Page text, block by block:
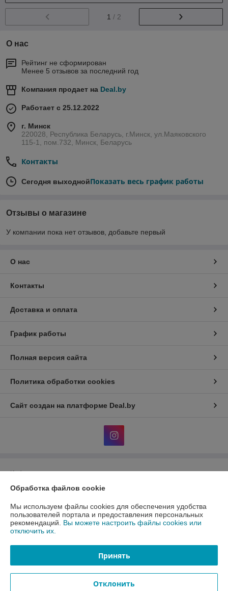
1 / 2
О нас
Рейтинг не сформирован
Менее 5 отзывов за последний год
Компания продает на Deal.by
Работает с 25.12.2022
г. Минск
220028, Республика Беларусь, г.Минск, ул.Маяковского
115-1, пом.732, Минск, Беларусь
Контакты
Сегодня выходнойПоказать весь график работы
Отзывы о магазине
У компании пока нет отзывов, добавьте первый
О нас
Контакты
Доставка и оплата
График работы
Полная версия сайта
Политика обработки cookies
Сайт создан на платформе Deal.by
Информация для покупателя
Юридическое лицо:Общество с ограниченной ответственность
223017 Минский р-н, а.г.Гатово, ул.Металлургическая, 10А, пом.1-26
Регистрационный номер ЕГР: 691538171
Регистрационный орган: Минский райисполком
Местонахождение книги жалоб и предложений: 223017 Минский р-н,
Обработка файлов cookie
Мы используем файлы cookies для обеспечения удобства
пользователей портала и предоставления персональных
рекомендаций. Вы можете настроить файлы cookies или
отключить их.
Принять
Отклонить